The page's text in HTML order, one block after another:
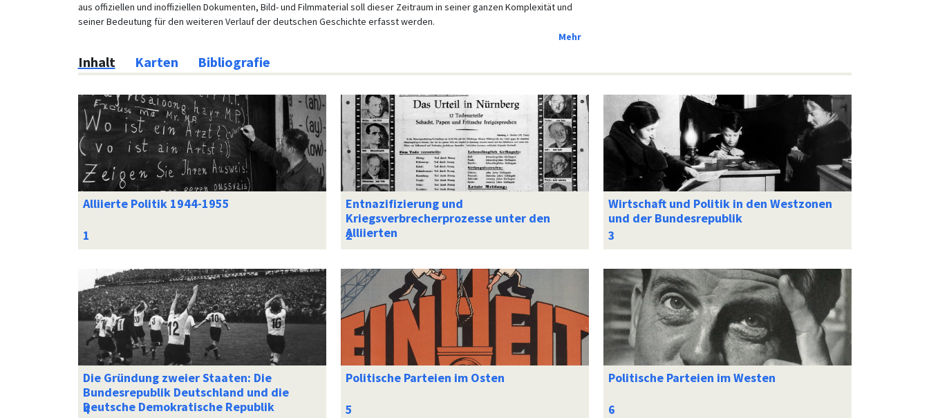
aus offiziellen und inoffiziellen Dokumenten, Bild- und Filmmaterial soll dieser Zeitraum in seiner ganzen Komplexität und
seiner Bedeutung für den weiteren Verlauf der deutschen Geschichte erfasst werden.
Mehr
Inhalt Karten Bibliografie
Alliierte Politik 1944-1955
Entnazifizierung und
Kriegsverbrecherprozesse unter den
Alliierten
Wirtschaft und Politik in den Westzonen
und der Bundesrepublik
Die Gründung zweier Staaten: Die
Bundesrepublik Deutschland und die
Deutsche Demokratische Republik
Politische Parteien im Osten Politische Parteien im Westen